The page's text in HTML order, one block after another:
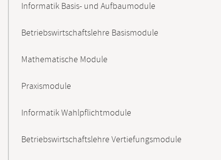
Informatik Basis- und Aufbaumodule
Betriebswirtschaftslehre Basismodule
Mathematische Module
Praxismodule
Informatik Wahlpflichtmodule
Betriebswirtschaftslehre Vertiefungsmodule